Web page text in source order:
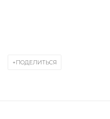
ПОДЕЛИТЬСЯ